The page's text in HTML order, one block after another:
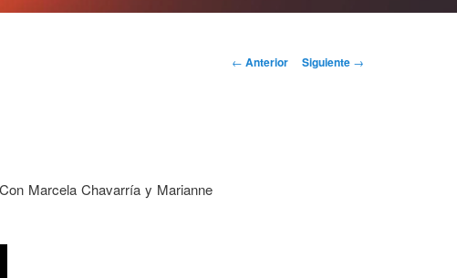
Navegación
← Anterior Siguiente →
Marcela Chavarría y Marianne